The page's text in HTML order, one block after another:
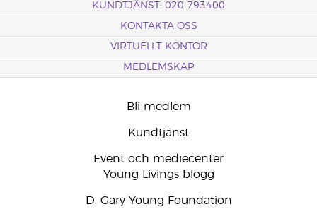
KUNDTJÄNST: 020 793400
KONTAKTA OSS
VIRTUELLT KONTOR
MEDLEMSKAP
Bli medlem
Kundtjänst
Event och mediecenter
Young Livings blogg
D. Gary Young Foundation